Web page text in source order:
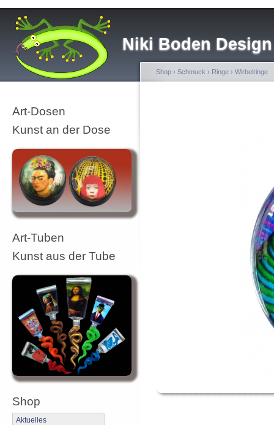
Niki Boden Design
Art-Dosen
Kunst an der Dose
Art-Tuben
Kunst aus der Tube
Shop
Aktuelles
Shop › Schmuck › Ringe › Wirbelringe